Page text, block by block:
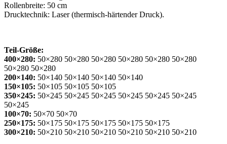
Rollenbreite: 50 cm
Drucktechnik: Laser (thermisch-härtender Druck).
Teil-Größe:
400×280: 50×280 50×280 50×280 50×280 50×280 50×280
50×280 50×280
200×140: 50×140 50×140 50×140 50×140
150×105: 50×105 50×105 50×105
350×245: 50×245 50×245 50×245 50×245 50×245 50×245
50×245
100×70: 50×70 50×70
250×175: 50×175 50×175 50×175 50×175 50×175
300×210: 50×210 50×210 50×210 50×210 50×210 50×210